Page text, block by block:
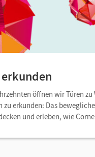
öffnen wir Türen
zu erkunden: Das
und erleben, wie